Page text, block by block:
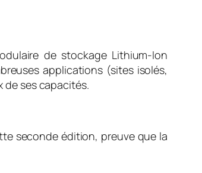
de stockage Lithium-Ion
applications (sites isolés,
ses capacités.
seconde édition, preuve que la